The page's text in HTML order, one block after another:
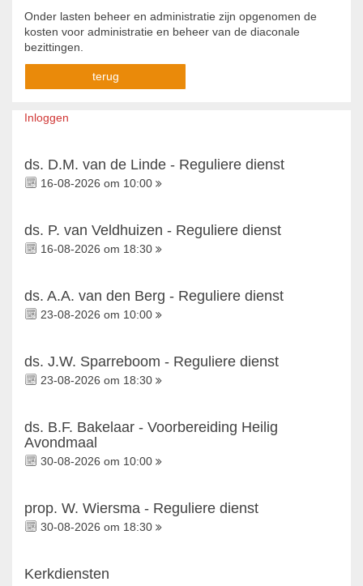
Onder lasten beheer en administratie zijn opgenomen de
kosten voor administratie en beheer van de diaconale
bezittingen.
terug
Inloggen
ds. D.M. van de Linde - Reguliere dienst
16-08-2026 om 10:00
ds. P. van Veldhuizen - Reguliere dienst
16-08-2026 om 18:30
ds. A.A. van den Berg - Reguliere dienst
23-08-2026 om 10:00
ds. J.W. Sparreboom - Reguliere dienst
23-08-2026 om 18:30
ds. B.F. Bakelaar - Voorbereiding Heilig
Avondmaal
30-08-2026 om 10:00
prop. W. Wiersma - Reguliere dienst
30-08-2026 om 18:30
Kerkdiensten